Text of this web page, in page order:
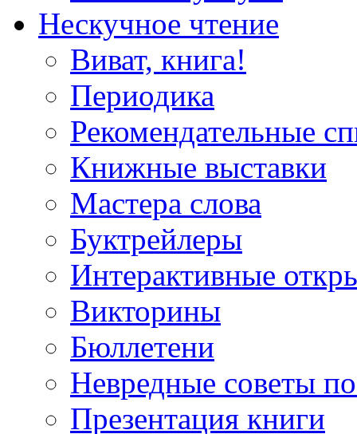
Нескучное чтение
Виват, книга!
Периодика
Рекомендательные
Книжные выставки
Мастера слова
Буктрейлеры
Интерактивные
Викторины
Бюллетени
Невредные советы
Презентация книги